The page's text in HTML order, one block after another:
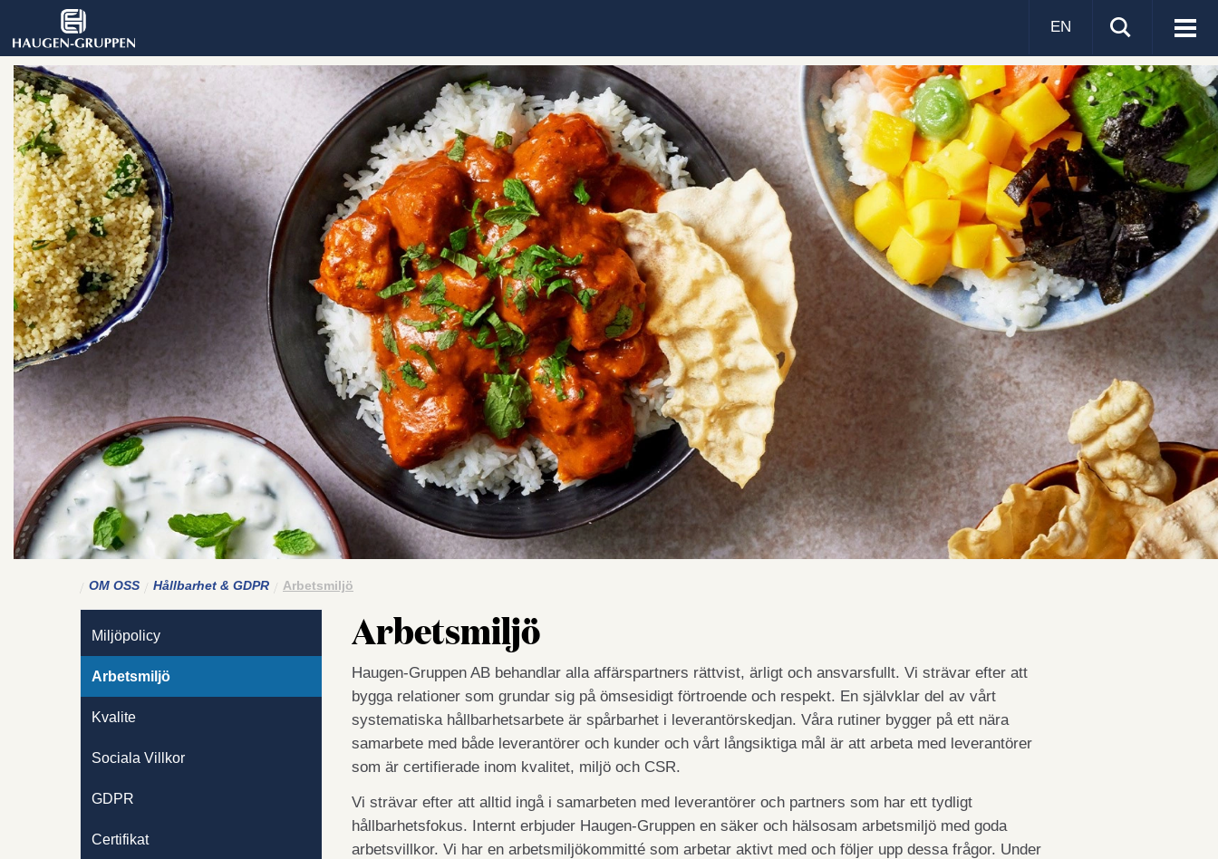
Visa
EN
OM OSS Hållbarhet & GDPR Arbetsmiljö
Miljöpolicy
Arbetsmiljö
Kvalite
Sociala Villkor
GDPR
Certifikat
Arbetsmiljö
Haugen-Gruppen AB behandlar alla affärspartners rättvist, ärligt och ansvarsfullt. Vi strävar efter att
bygga relationer som grundar sig på ömsesidigt förtroende och respekt. En självklar del av vårt
systematiska hållbarhetsarbete är spårbarhet i leverantörskedjan. Våra rutiner bygger på ett nära
samarbete med både leverantörer och kunder och vårt långsiktiga mål är att arbeta med leverantörer
som är certifierade inom kvalitet, miljö och CSR.
Vi strävar efter att alltid ingå i samarbeten med leverantörer och partners som har ett tydligt
hållbarhetsfokus. Internt erbjuder Haugen-Gruppen en säker och hälsosam arbetsmiljö med goda
arbetsvillkor. Vi har en arbetsmiljökommitté som arbetar aktivt med och följer upp dessa frågor. Under